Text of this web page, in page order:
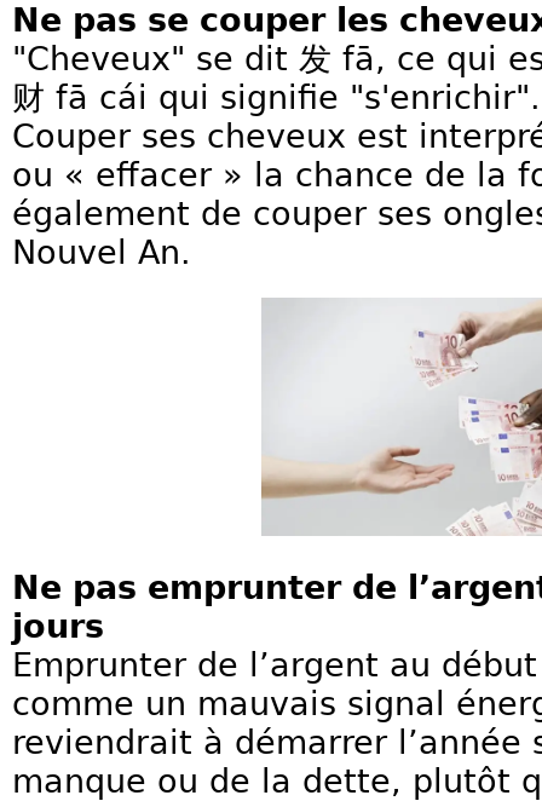
Ne pas se couper les
"Cheveux" se dit 发 fā, ce qui
财 fā cái qui signifie "s'enrichir".
Couper ses cheveux est
ou « effacer » la chance de la
également de couper ses
Nouvel An.
Ne pas emprunter de
jours
Emprunter de l’argent au
comme un mauvais signal
reviendrait à démarrer l’année
manque ou de la dette, plutôt